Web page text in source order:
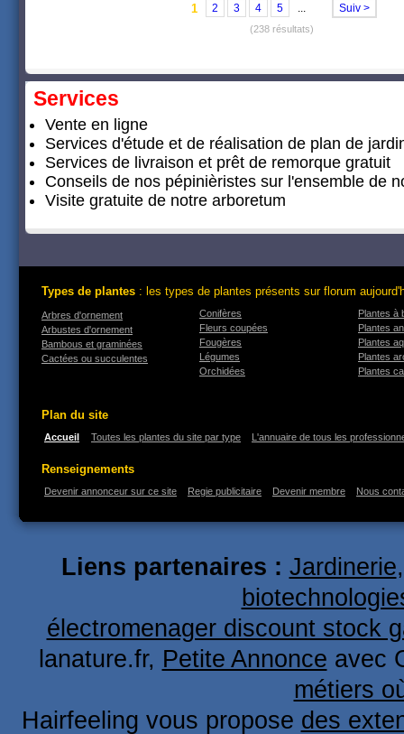
1 2 3 4 5 ... Suiv >
(238 résultats)
Services
Vente en ligne
Services d'étude et de réalisation de plan de
Services de livraison et prêt de remorque gratuit
Conseils de nos pépinièristes sur l'ensemble de
Visite gratuite de notre arboretum
Types de plantes : les types de plantes présents sur florum
Arbres d'ornement
Arbustes d'ornement
Bambous et graminées
Cactées ou succulentes
Conifères
Fleurs coupées
Fougères
Légumes
Orchidées
Plantes à
Plantes
Plantes
Plantes
Plantes
Plan du site
Accueil Toutes les plantes du site par type L'annuaire de tous les
Renseignements
Devenir annonceur sur ce site Regie publicitaire Devenir membre Nous
Liens partenaires : Jardinerie
électromenager discount stock
lanature.fr, Petite Annonce avec
métiers
Hairfeeling vous propose des